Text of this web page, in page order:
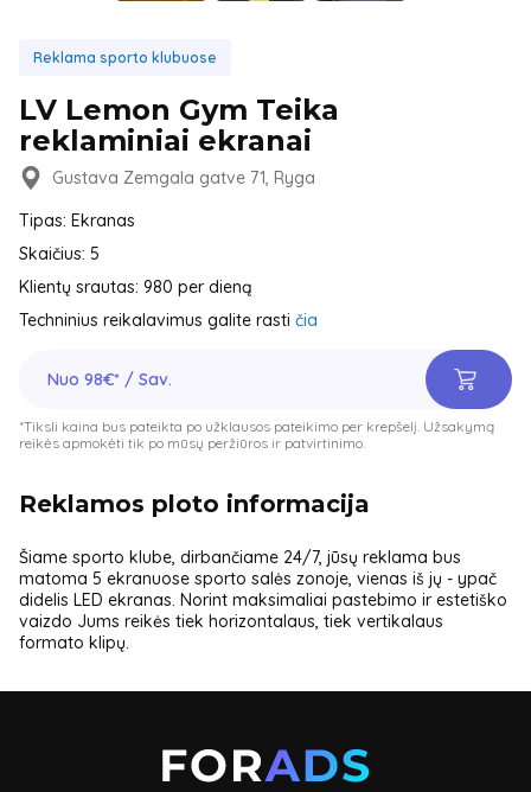
Reklama sporto klubuose
LV Lemon Gym Teika
reklaminiai ekranai
Gustava Zemgala gatve 71, Ryga
Tipas: Ekranas
Skaičius: 5
Klientų srautas: 980 per dieną
Techninius reikalavimus galite rasti čia
Nuo 98€* / Sav.
*Tiksli kaina bus pateikta po užklausos pateikimo per krepšelį. Užsakymą
reikės apmokėti tik po mūsų peržiūros ir patvirtinimo.
Reklamos ploto informacija
Šiame sporto klube, dirbančiame 24/7, jūsų reklama bus
matoma 5 ekranuose sporto salės zonoje, vienas iš jų - ypač
didelis LED ekranas. Norint maksimaliai pastebimo ir estetiško
vaizdo Jums reikės tiek horizontalaus, tiek vertikalaus
formato klipų.